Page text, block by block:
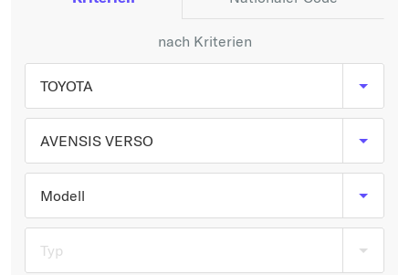
Typ wählen
nach Kriterien
TOYOTA
AVENSIS VERSO
Modell
Typ